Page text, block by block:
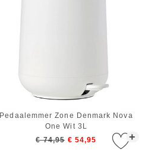
+
Pedaalemmer Zone Denmark Nova
One Wit 3L
€ 74,95 € 54,95